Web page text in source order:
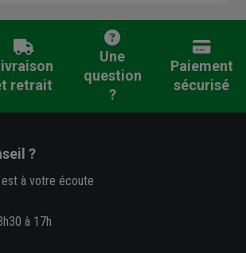
retrait
Une
question
?
Paiement
sécurisé
?
à votre écoute
à 17h